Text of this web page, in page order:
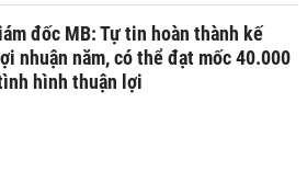
đốc MB: Tự tin hoàn thành kế
nhuận năm, có thể đạt mốc 40.000
hình thuận lợi